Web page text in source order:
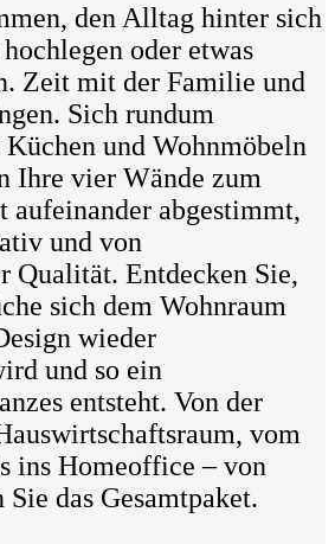
den Alltag hinter sich
oder etwas
Zeit mit der Familie und
Sich rundum
und Wohnmöbeln
Ihre vier Wände zum
aufeinander abgestimmt,
und von
Qualität. Entdecken Sie,
sich dem Wohnraum
wieder
und so ein
entsteht. Von der
vom
ins Homeoffice – von
das Gesamtpaket.